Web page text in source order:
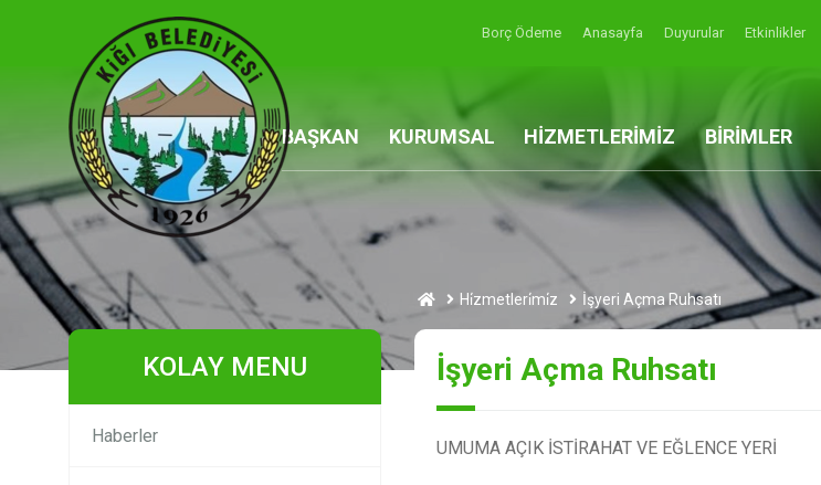
Borç Ödeme Anasayfa Duyurular Etkinlikler
BAŞKAN KURUMSAL HİZMETLERİMİZ BİRİMLER
Hi̇zmetleri̇mi̇z İşyeri Açma Ruhsatı
KOLAY MENU
Haberler
İşyeri Açma Ruhsatı
UMUMA AÇIK İSTİRAHAT VE EĞLENCE YERİ